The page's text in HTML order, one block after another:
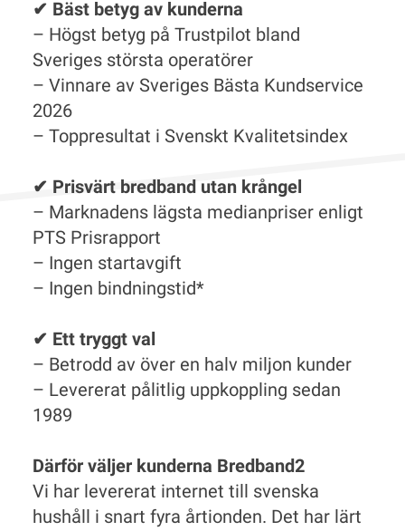
✔ Bäst betyg av kunderna
– Högst betyg på Trustpilot bland
Sveriges största operatörer
– Vinnare av Sveriges Bästa Kundservice
2026
– Toppresultat i Svenskt Kvalitetsindex
✔ Prisvärt bredband utan krångel
– Marknadens lägsta medianpriser enligt
PTS Prisrapport
– Ingen startavgift
– Ingen bindningstid*
✔ Ett tryggt val
– Betrodd av över en halv miljon kunder
– Levererat pålitlig uppkoppling sedan
1989
Därför väljer kunderna Bredband2
Vi har levererat internet till svenska
hushåll i snart fyra årtionden. Det har lärt